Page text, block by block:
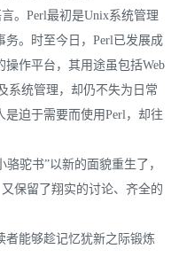
。Perl最初是Unix系统管理
务。时至今日，Perl已发展成
作平台，其用途虽包括Web
系统管理，却仍不失为日常
迫于需要而使用Perl，却往
驼书”以新的面貌重生了，
保留了翔实的讨论、齐全的
者能够趁记忆犹新之际锻炼